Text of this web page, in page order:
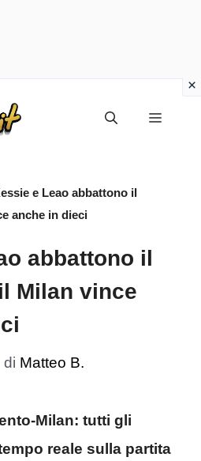
Menu
e Leao abbattono il
anche in dieci
abbattono il
Milan vince
di Matteo B.
Milan: tutti gli
reale sulla partita